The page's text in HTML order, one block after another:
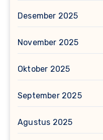
Desember 2025
November 2025
Oktober 2025
September 2025
Agustus 2025